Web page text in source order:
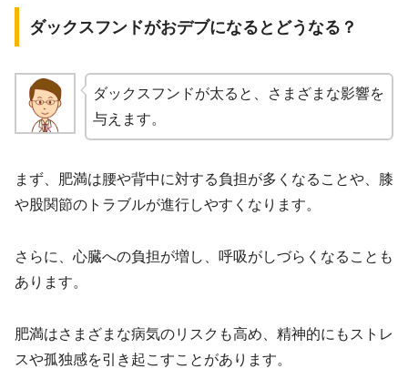
ダックスフンドがおデブになるとどうなる？
ダックスフンドが太ると、さまざまな影響を
与えます。
まず、肥満は腰や背中に対する負担が多くなることや、膝
や股関節のトラブルが進行しやすくなります。
さらに、心臓への負担が増し、呼吸がしづらくなることも
あります。
肥満はさまざまな病気のリスクも高め、精神的にもストレ
スや孤独感を引き起こすことがあります。